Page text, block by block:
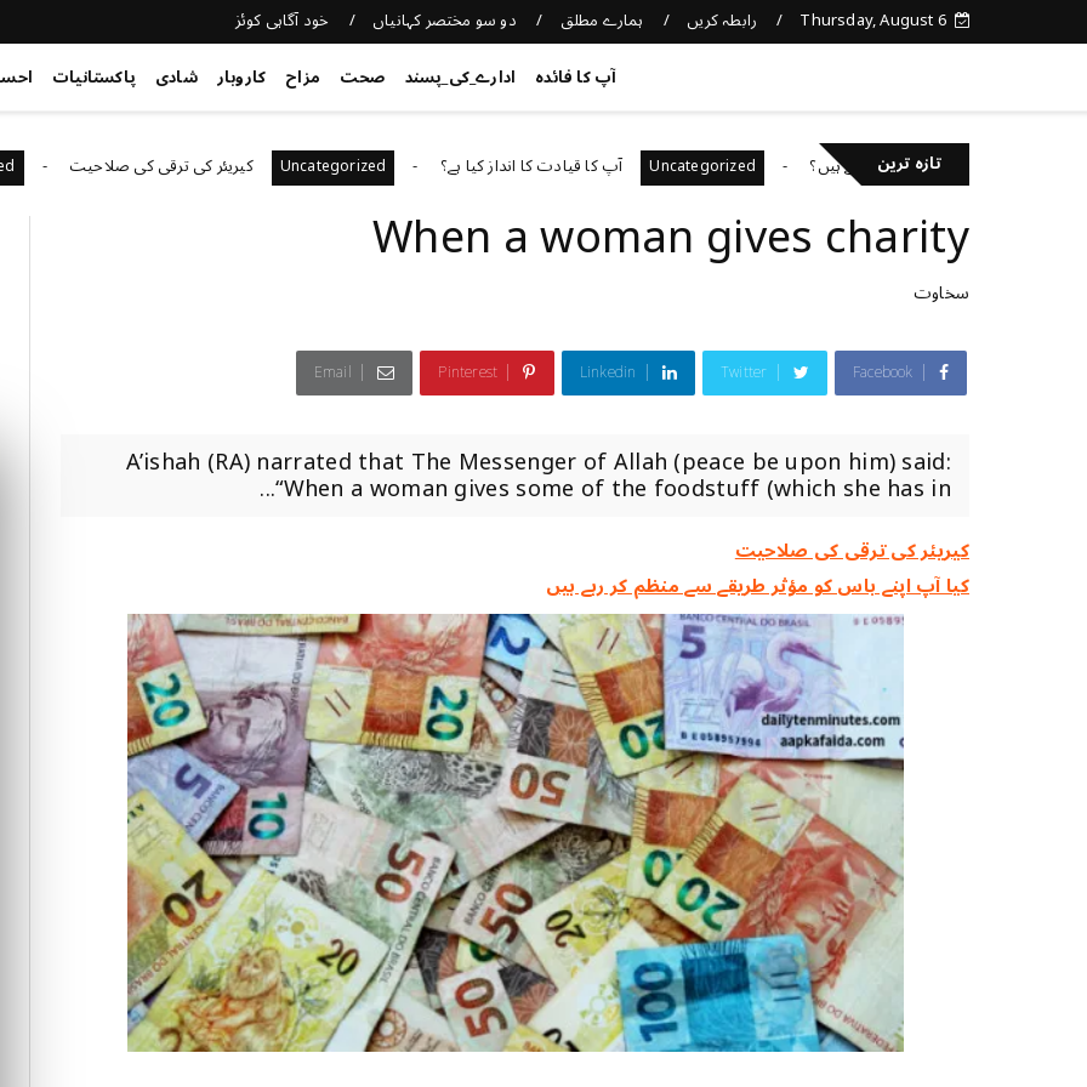
Thursday, August 6 رابطہ کریں ہمارے مطلق دو سو مختصر کہانیاں خود آگاہی کوئز
آپ کا فائدہ ادارے_کی_پسند صحت مزاح کاروبار شادی پاکستانیات
تازہ ترین
کیا آپ فراڈ سے بچ سکتے ہیں؟ Uncategorized آپ کا قیادت کا انداز کیا ہے؟ Uncategorized کیریئر کی ترقی کی صلاحیت
When a woman gives charity
سخاوت
Facebook
Twitter
Linkedin
Pinterest
Email
A’ishah (RA) narrated that The Messenger of Allah (peace be upon him) said:
“When a woman gives some of the foodstuff (which she has in...
کیریئر کی ترقی کی صلاحیت
کیا آپ اپنے باس کو مؤثر طریقے سے منظم کر رہے ہیں